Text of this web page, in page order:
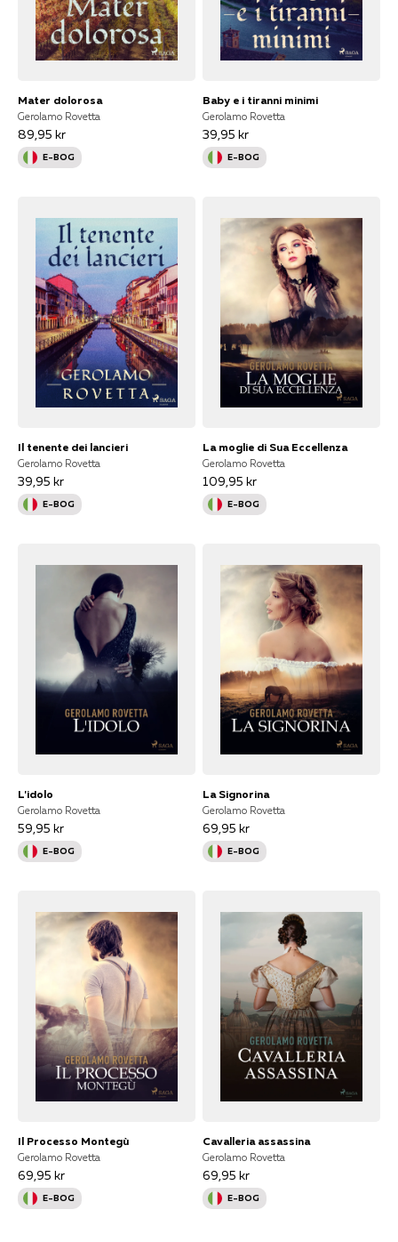
Mater dolorosa
Gerolamo Rovetta
89,95 kr
E-BOG
Baby e i tiranni minimi
Gerolamo Rovetta
39,95 kr
E-BOG
Il tenente dei lancieri
Gerolamo Rovetta
39,95 kr
E-BOG
La moglie di Sua Eccellenza
Gerolamo Rovetta
109,95 kr
E-BOG
L'idolo
Gerolamo Rovetta
59,95 kr
E-BOG
La Signorina
Gerolamo Rovetta
69,95 kr
E-BOG
Il Processo Montegù
Gerolamo Rovetta
69,95 kr
E-BOG
Cavalleria assassina
Gerolamo Rovetta
69,95 kr
E-BOG